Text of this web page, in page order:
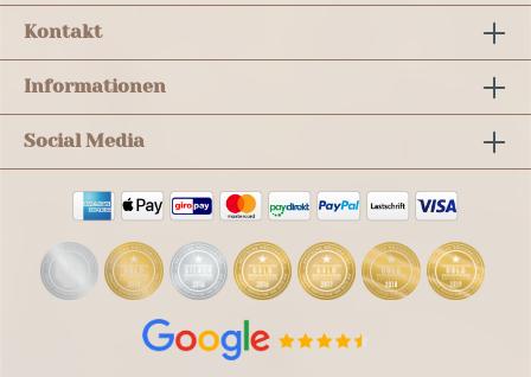
Kontakt
Informationen
Social Media